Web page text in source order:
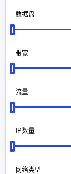
数据盘
带宽
流量
IP数量
网络类型